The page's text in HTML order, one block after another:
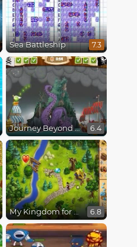
Sea Battleship 7.3
Journey Beyond the Never Seas 6.4
My Kingdom for the Princess 6.8